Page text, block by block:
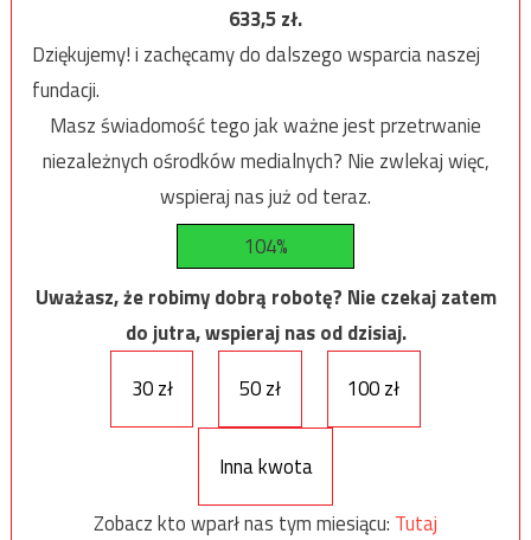
633,5zł.
Dziękujemy! i zachęcamy do dalszego wsparcia naszej
fundacji.
Masz świadomość tego jak ważne jest przetrwanie
niezależnych ośrodków medialnych? Nie zwlekaj więc,
wspieraj nas już od teraz.
104%
Uważasz, że robimy dobrą robotę? Nie czekaj zatem
do jutra, wspieraj nas od dzisiaj.
30 zł
50 zł 100 zł
Inna kwota
Zobacz kto wparł nas tym miesiącu: Tutaj